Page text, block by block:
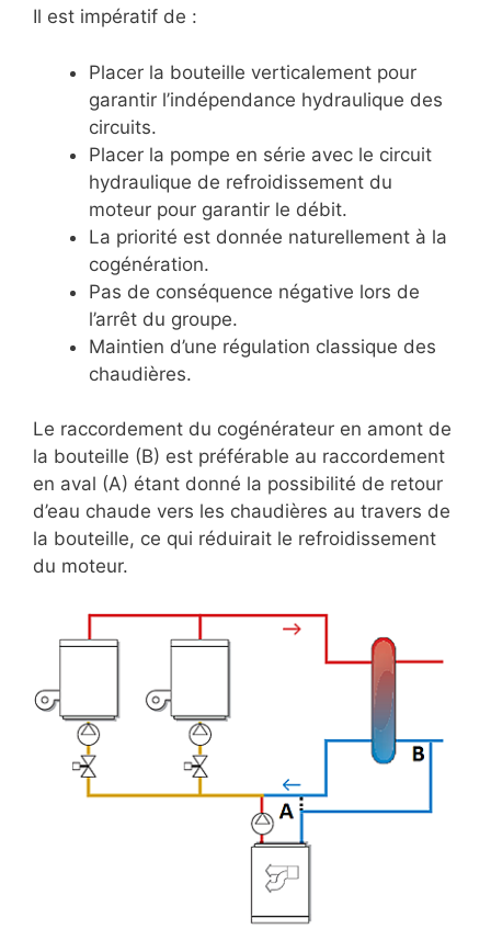
Il est impératif de :
Placer la bouteille verticalement pour
garantir l’indépendance hydraulique des
circuits.
Placer la pompe en série avec le circuit
hydraulique de refroidissement du
moteur pour garantir le débit.
La priorité est donnée naturellement à la
cogénération.
Pas de conséquence négative lors de
l’arrêt du groupe.
Maintien d’une régulation classique des
chaudières.
Le raccordement du cogénérateur en amont de
la bouteille (B) est préférable au raccordement
en aval (A) étant donné la possibilité de retour
d’eau chaude vers les chaudières au travers de
la bouteille, ce qui réduirait le refroidissement
du moteur.